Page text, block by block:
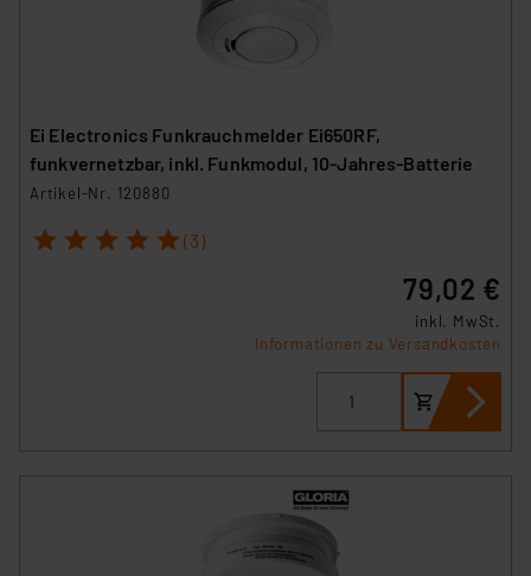
Ei Electronics Funkrauchmelder Ei650RF,
funkvernetzbar, inkl. Funkmodul, 10-Jahres-Batterie
Artikel-Nr. 120880
1 2 3 4 5 (3)
79,02 €
inkl. MwSt.
Informationen zu Versandkosten